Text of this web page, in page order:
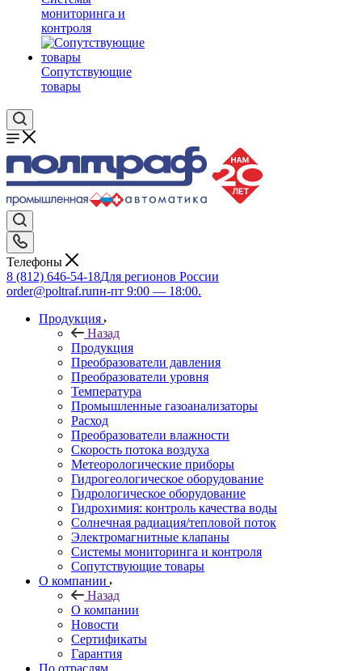
мониторинга и
контроля
Сопутствующие
товары
Телефоны
8 (812) 646-54-18Для регионов России
order@poltraf.ruпн-пт 9:00 — 18:00.
Продукция
Назад
Продукция
Преобразователи давления
Преобразователи уровня
Температура
Промышленные газоанализаторы
Расход
Преобразователи влажности
Скорость потока воздуха
Метеорологические приборы
Гидрогеологическое оборудование
Гидрологическое оборудование
Гидрохимия: контроль качества воды
Солнечная радиация/тепловой поток
Электромагнитные клапаны
Системы мониторинга и контроля
Сопутствующие товары
О компании
Назад
О компании
Новости
Сертификаты
Гарантия
По отраслям